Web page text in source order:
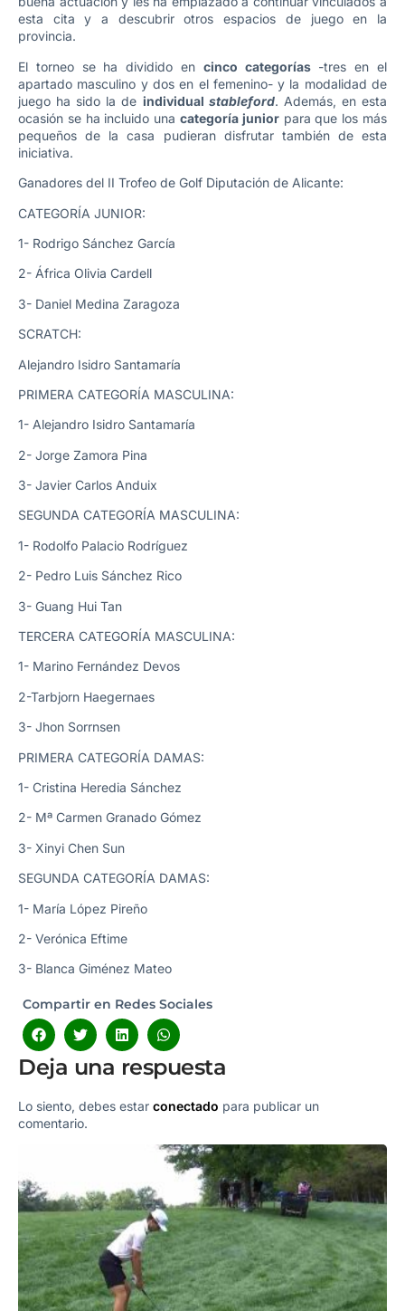
esta cita y a descubrir otros espacios de juego en la
provincia.
El torneo se ha dividido en cinco categorías-tres en el
apartado masculino y dos en el femenino- y la modalidad de
juego ha sido la de individual stableford. Además, en esta
ocasión se ha incluido una categoría juniorpara que los más
pequeños de la casa pudieran disfrutar también de esta
iniciativa.
Ganadores del II Trofeo de Golf Diputación de Alicante:
CATEGORÍA JUNIOR:
1- Rodrigo Sánchez García
2- África Olivia Cardell
3- Daniel Medina Zaragoza
SCRATCH:
Alejandro Isidro Santamaría
PRIMERA CATEGORÍA MASCULINA:
1- Alejandro Isidro Santamaría
2- Jorge Zamora Pina
3- Javier Carlos Anduix
SEGUNDA CATEGORÍA MASCULINA:
1- Rodolfo Palacio Rodríguez
2- Pedro Luis Sánchez Rico
3- Guang Hui Tan
TERCERA CATEGORÍA MASCULINA:
1- Marino Fernández Devos
2-Tarbjorn Haegernaes
3- Jhon Sorrnsen
PRIMERA CATEGORÍA DAMAS:
1- Cristina Heredia Sánchez
2- Mª Carmen Granado Gómez
3- Xinyi Chen Sun
SEGUNDA CATEGORÍA DAMAS:
1- María López Pireño
2- Verónica Eftime
3- Blanca Giménez Mateo
Compartir en Redes Sociales
Deja una respuesta
Lo siento, debes estar conectado para publicar un
comentario.